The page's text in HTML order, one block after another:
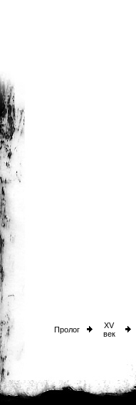
Пролог
XV
век